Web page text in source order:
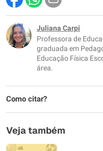
Este conteúdo contém
Este conteúdo não tem
Outro
Juliana Carpi
Professora de
graduada em
Educação Física
área.
Como citar?
Veja também